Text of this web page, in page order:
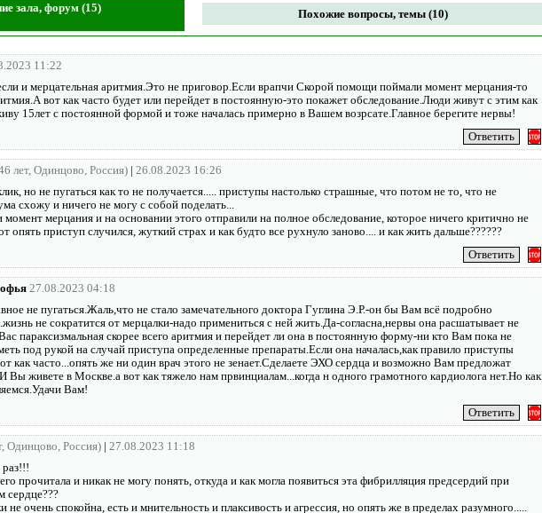
зала, форум (15) Похожие вопросы, темы (10)
11:22
и мерцательная аритмия.Это не приговор.Если врапчи Скорой помощи поймали момент мерцания-то
вот как часто будет или перейдет в постоянную-это покажет обследование.Люди живут с этим как
15лет с постоянной формой и тоже началась примерно в Вашем возрсате.Главное берегите нервы!
лет, Одинцово, Россия) | 26.08.2023 16:26
но не пугаться как то не получается..... приступы настолько страшные, что потом не то, что не
схожу и ничего не могу с собой поделать...
мерцания и на основании этого отправили на полное обследование, которое ничего критично не
опять приступ случился, жуткий страх и как будто все рухнуло заново.... и как жить дальше??????
27.08.2023 04:18
не пугаться.Жаль,что не стало замечательного доктора Гуглина Э.Р.-он бы Вам всё подробно
не сократится от мерцалки-надо примениться с ней жить.Да-согласна,нервы она расшатывает не
параксизмальная скорее всего аритмия и перейдет ли она в постоянную форму-ни кто Вам пока не
под рукой на случай приступа определенные препараты.Если она началась,как правило приступы
как часто...опять же ни один врач этого не зенает.Сделаете ЭХО сердца и возможно Вам предложат
Вы живете в Москве.а вот как тяжело нам првинциалам...когда н одного грамотного кардиолога нет.Но как
Вам!
Одинцово, Россия) | 27.08.2023 11:18
прочитала и никак не могу понять, откуда и как могла появиться эта фибрилляция предсердий при
сердце???
не очень спокойна, есть и мнительность и плаксивость и агрессия, но опять же в пределах разумного.....